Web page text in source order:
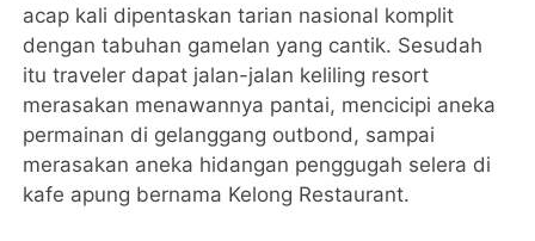
acap kali dipentaskan tarian nasional komplit
dengan tabuhan gamelan yang cantik. Sesudah
itu traveler dapat jalan-jalan keliling resort
merasakan menawannya pantai, mencicipi aneka
permainan di gelanggang outbond, sampai
merasakan aneka hidangan penggugah selera di
kafe apung bernama Kelong Restaurant.